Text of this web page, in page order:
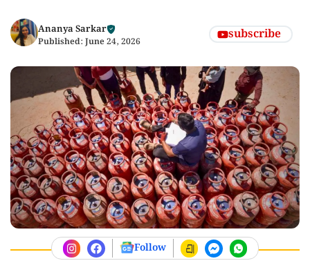
Ananya Sarkar
Published: June 24, 2026 subscribe
Follow